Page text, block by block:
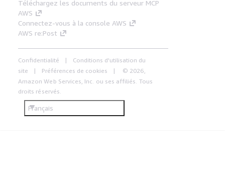
Téléchargez les documents du serveur MCP
AWS
Connectez-vous à la console AWS
AWS re:Post
Confidentialité
Conditions d'utilisation du
site
Préférences de cookies
© 2026,
Amazon Web Services, Inc. ou ses affiliés. Tous
droits réservés.
Français